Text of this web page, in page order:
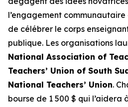
l’engagement
de célébrer le corps
publique. Les organisations
National Association of
Teachers’ Union of South
National Teachers’ Union.
bourse de 1 500 $ qui l’aidera